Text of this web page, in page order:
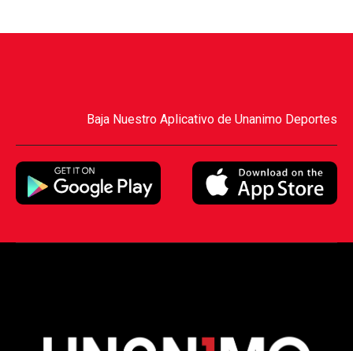
Baja Nuestro Aplicativo de Unanimo Deportes